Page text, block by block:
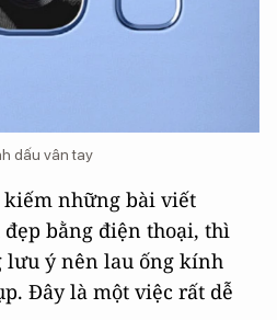
dấu vân tay
những bài viết
bằng điện thoại, thì
lưu ý nên lau ống kính
Đây là một việc rất dễ